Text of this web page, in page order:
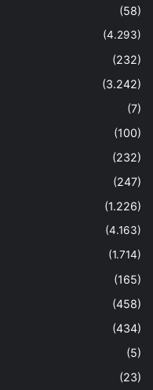
(58)
(4.293)
(232)
(3.242)
(7)
(100)
(232)
(247)
(1.226)
(4.163)
(1.714)
(165)
(458)
(434)
(5)
(23)